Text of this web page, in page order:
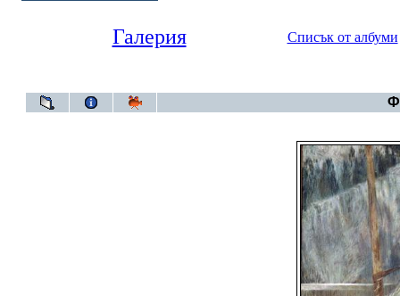
Галерия Списък от албуми